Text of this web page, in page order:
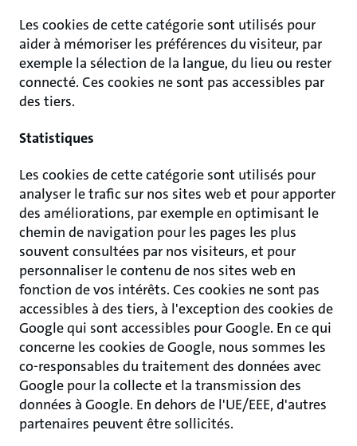
Les cookies de cette catégorie sont utilisés pour
aider à mémoriser les préférences du visiteur, par
exemple la sélection de la langue, du lieu ou rester
connecté. Ces cookies ne sont pas accessibles par
des tiers.
Statistiques
Les cookies de cette catégorie sont utilisés pour
analyser le trafic sur nos sites web et pour apporter
des améliorations, par exemple en optimisant le
chemin de navigation pour les pages les plus
souvent consultées par nos visiteurs, et pour
personnaliser le contenu de nos sites web en
fonction de vos intérêts. Ces cookies ne sont pas
accessibles à des tiers, à l'exception des cookies de
Google qui sont accessibles pour Google. En ce qui
concerne les cookies de Google, nous sommes les
co-responsables du traitement des données avec
Google pour la collecte et la transmission des
données à Google. En dehors de l'UE/EEE, d'autres
partenaires peuvent être sollicités.